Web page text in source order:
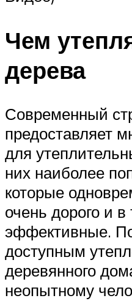
Чем
дерева
Современный
предоставляет
для
них наиболее
которые
очень дорого и
эффективные.
доступным
деревянного
неопытному